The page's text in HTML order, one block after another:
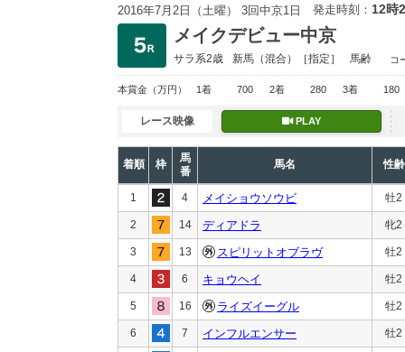
2016年7月2日（土曜） 3回中京1日 発走時刻： 12時
メイクデビュー中京
サラ系2歳 新馬 （混合）［指定］ 馬齢 コ
本賞金 （万円） 1着 700 2着 280 3着 180
レース映像 PLAY
着順 枠
馬
番
馬名 性齢
1 4 メイショウソウビ 牡2
2 14 ディアドラ 牝2
3 13 スピリットオブラヴ 牡2
4 6 キョウヘイ 牡2
5 16 ライズイーグル 牡2
6 7 インフルエンサー 牡2